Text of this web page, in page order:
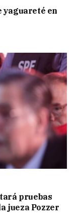
en
pruebas
jueza Pozzer